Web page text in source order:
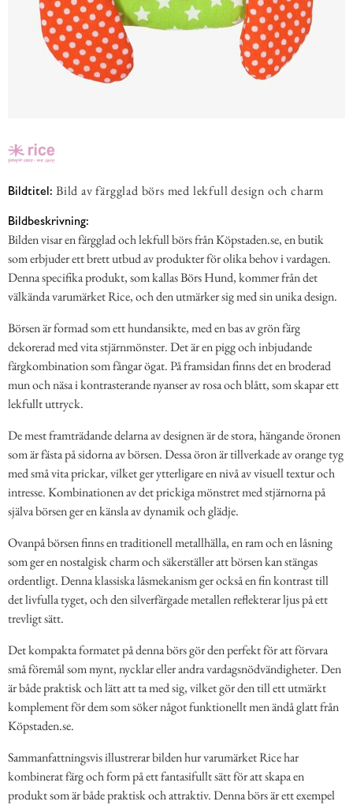
Bildtitel: Bild av färgglad börs med lekfull design och charm
Bildbeskrivning:
Bilden visar en färgglad och lekfull börs från Köpstaden.se, en butik
som erbjuder ett brett utbud av produkter för olika behov i vardagen.
Denna specifika produkt, som kallas Börs Hund, kommer från det
välkända varumärket Rice, och den utmärker sig med sin unika design.
Börsen är formad som ett hundansikte, med en bas av grön färg
dekorerad med vita stjärnmönster. Det är en pigg och inbjudande
färgkombination som fångar ögat. På framsidan finns det en broderad
mun och näsa i kontrasterande nyanser av rosa och blått, som skapar ett
lekfullt uttryck.
De mest framträdande delarna av designen är de stora, hängande öronen
som är fästa på sidorna av börsen. Dessa öron är tillverkade av orange tyg
med små vita prickar, vilket ger ytterligare en nivå av visuell textur och
intresse. Kombinationen av det prickiga mönstret med stjärnorna på
själva börsen ger en känsla av dynamik och glädje.
Ovanpå börsen finns en traditionell metallhälla, en ram och en låsning
som ger en nostalgisk charm och säkerställer att börsen kan stängas
ordentligt. Denna klassiska låsmekanism ger också en fin kontrast till
det livfulla tyget, och den silverfärgade metallen reflekterar ljus på ett
trevligt sätt.
Det kompakta formatet på denna börs gör den perfekt för att förvara
små föremål som mynt, nycklar eller andra vardagsnödvändigheter. Den
är både praktisk och lätt att ta med sig, vilket gör den till ett utmärkt
komplement för dem som söker något funktionellt men ändå glatt från
Köpstaden.se.
Sammanfattningsvis illustrerar bilden hur varumärket Rice har
kombinerat färg och form på ett fantasifullt sätt för att skapa en
produkt som är både praktisk och attraktiv. Denna börs är ett exempel